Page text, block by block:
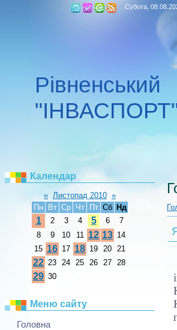
Субота,
Рівненський
Головна
РеєстраціяВхідRSS
Календар
« Листопад 2010 »
Пн
Вт Ср Чт Пт Сб Нд
1 2 3 4 5 6
7
8
9 10 11 12 13 14
15 16 17 18 19 20 21
22 23 24 25 26 27 28
29 30
Меню сайту
Головна